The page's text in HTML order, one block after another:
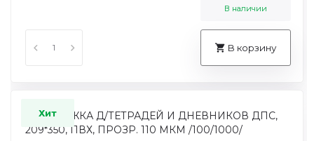
В наличии
В корзину
Хит